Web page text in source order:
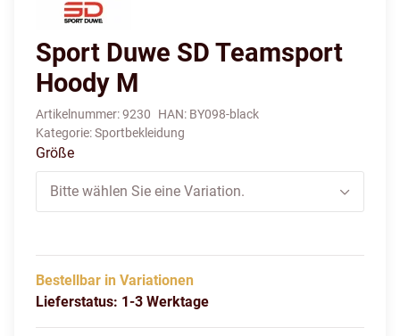
Sport Duwe SD Teamsport
Hoody M
Artikelnummer:9230 HAN: BY098-black
Kategorie:Sportbekleidung
Größe
Bitte wählen Sie eine Variation.
Bestellbar in Variationen
Lieferstatus: 1-3 Werktage